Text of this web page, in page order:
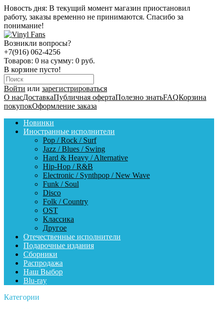
Новость дня: В текущий момент магазин приостановил
работу, заказы временно не принимаются. Спасибо за
понимание!
Возникли вопросы?
+7(916) 062-4256
Товаров: 0 на сумму: 0 руб.
В корзине пусто!
Войти или зарегистрироваться
О насДоставкаПубличная офертаПолезно знатьFAQКорзина
покупокОформление заказа
Новинки
Иностранные исполнители
Pop / Rock / Surf
Jazz / Blues / Swing
Hard & Heavy / Alternative
Hip-Hop / R&B
Electronic / Synthpop / New Wave
Funk / Soul
Disco
Folk / Country
OST
Классика
Другое
Отечественные исполнители
Подарочные издания
Сборники
Распродажа
Наш Выбор
Blu-ray
Категории